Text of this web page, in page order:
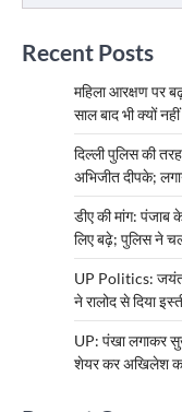
Recent Posts
महिला आरक्षण पर
साल बाद भी क्यों
दिल्ली पुलिस की
अभिजीत दीपके;
डीए की मांग: पंजाब
लिए बढ़े; पुलिस ने
UP Politics: जयंत
ने रालोद से दिया
UP: पंखा लगाकर
शेयर कर अखिलेश